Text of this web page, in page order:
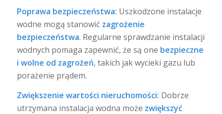
Poprawa bezpieczeństwa: Uszkodzone instalacje
wodne mogą stanowić zagrożenie
bezpieczeństwa. Regularne sprawdzanie instalacji
wodnych pomaga zapewnić, że są one bezpieczne
i wolne od zagrożeń, takich jak wycieki gazu lub
porażenie prądem.
Zwiększenie wartości nieruchomości: Dobrze
utrzymana instalacja wodna może zwiększyć